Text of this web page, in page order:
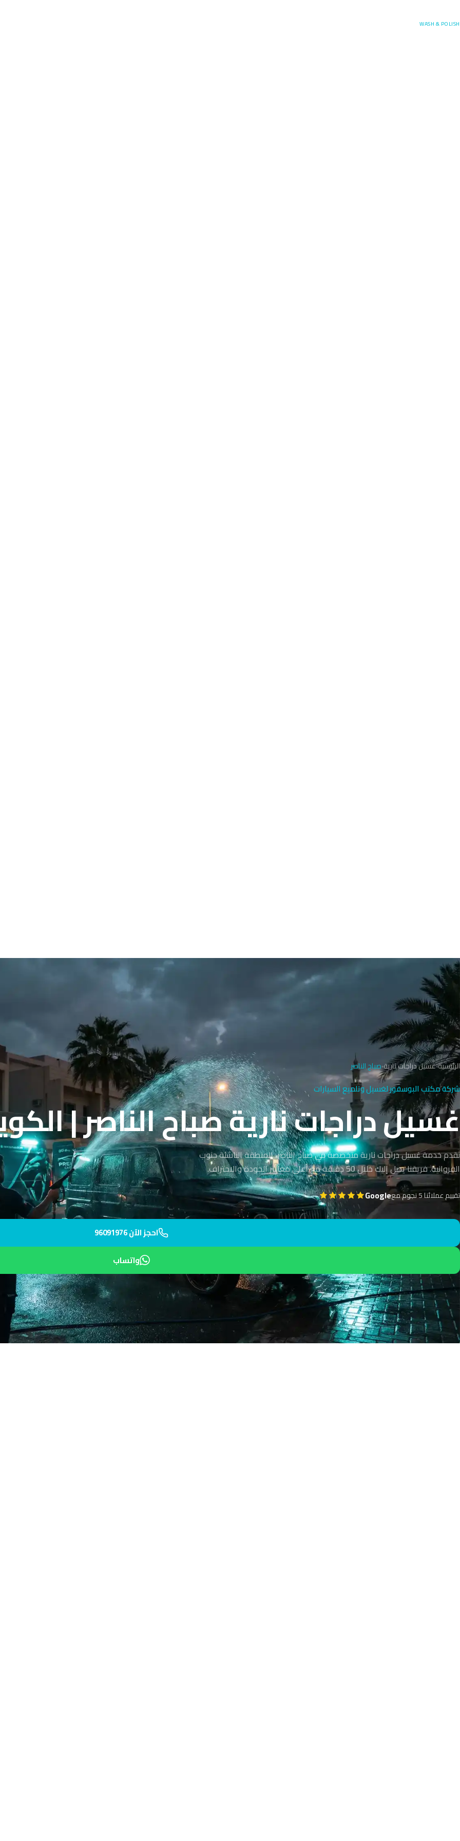
WASH & POLISH
الرئيسية›غسيل دراجات نارية›صباح الناصر
شركة مكتب البوسفور لغسيل وتلميع السيارات
غسيل دراجات نارية صباح الناصر | الكويت
نقدم خدمة غسيل دراجات نارية متخصصة في صباح الناصر، المنطقة الناشئة جنوب
الفروانية. فريقنا يصل إليك خلال 50 دقيقة مع أعلى معايير الجودة والاحتراف.
تقييم عملائنا 5 نجوم مع Google
احجز الآن 96091976
واتساب